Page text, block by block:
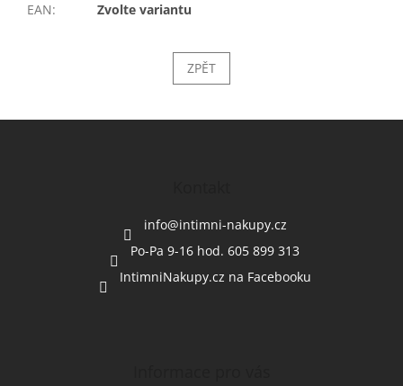
EAN: Zvolte variantu
ZPĚT
info@intimni-nakupy.cz
Po-Pa 9-16 hod. 605 899 313
IntimniNakupy.cz na Facebooku